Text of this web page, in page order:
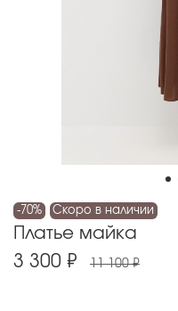
-70% Скоро в наличии
Платье майка
3 300 ₽ 11 100 ₽